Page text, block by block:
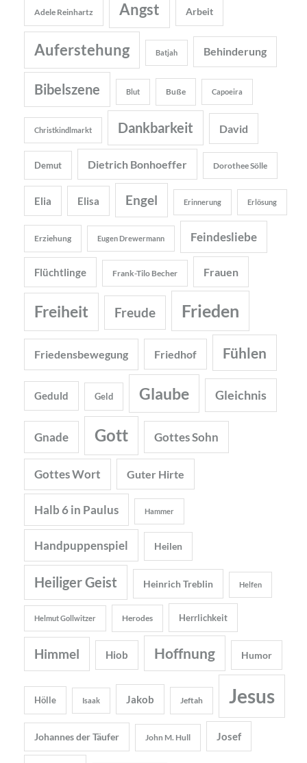
Adele Reinhartz Angst Arbeit
Auferstehung Batjah Behinderung
Bibelszene Blut Buße Capoeira
Christkindlmarkt Dankbarkeit David
Demut Dietrich Bonhoeffer Dorothee Sölle
Elia Elisa Engel Erinnerung Erlösung
Erziehung Eugen Drewermann Feindesliebe
Flüchtlinge Frank-Tilo Becher Frauen
Freiheit Freude Frieden
Friedensbewegung Friedhof Fühlen
Geduld Geld Glaube Gleichnis
Gnade Gott Gottes Sohn
Gottes Wort Guter Hirte
Halb 6 in Paulus Hammer
Handpuppenspiel Heilen
Heiliger Geist Heinrich Treblin Helfen
Helmut Gollwitzer Herodes Herrlichkeit
Himmel Hiob Hoffnung Humor
Hölle Isaak Jakob Jeftah Jesus
Johannes der Täufer John M. Hull Josef